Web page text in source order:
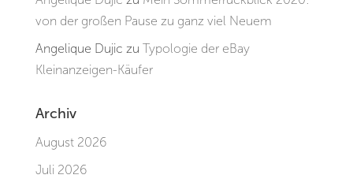
von der großen Pause zu ganz viel Neuem
Angelique Dujic zu Typologie der eBay
Kleinanzeigen-Käufer
Archiv
August 2026
Juli 2026